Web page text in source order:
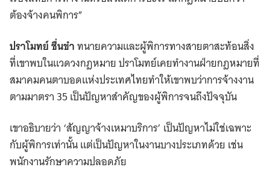
ต้องจ้างคนพิการ”
ปราโมทย์ ชื่นขำทนายความและผู้พิการทางสายตาสะท้อนสิ่ง
ที่เขาพบในแวดวงกฎหมาย ปราโมทย์เคยทำงานฝ่ายกฎหมายที่
สมาคมคนตาบอดแห่งประเทศไทยทำให้เขาพบว่าการจ้างงาน
ตามมาตรา 35 เป็นปัญหาสำคัญของผู้พิการจนถึงปัจจุบัน
เขาอธิบายว่า ‘สัญญาจ้างเหมาบริการ’ เป็นปัญหาไม่ใช่เฉพาะ
กับผู้พิการเท่านั้น แต่เป็นปัญหาในงานบางประเภทด้วย เช่น
พนักงานรักษาความปลอดภัย